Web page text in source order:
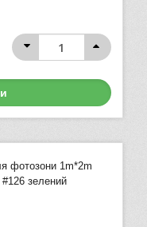
фотозони 1m*2m
зелений